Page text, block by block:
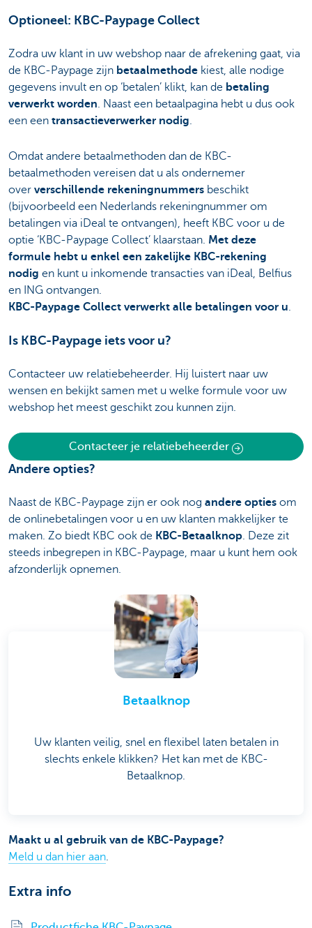
Optioneel: KBC-Paypage Collect
Zodra uw klant in uw webshop naar de afrekening gaat, via
de KBC-Paypage zijn betaalmethode kiest, alle nodige
gegevens invult en op ‘betalen’ klikt, kan de betaling
verwerkt worden. Naast een betaalpagina hebt u dus ook
een een transactieverwerker nodig.
Omdat andere betaalmethoden dan de KBC-
betaalmethoden vereisen dat u als ondernemer
over verschillende rekeningnummers beschikt
(bijvoorbeeld een Nederlands rekeningnummer om
betalingen via iDeal te ontvangen), heeft KBC voor u de
optie ‘KBC-Paypage Collect’ klaarstaan. Met deze
formule hebt u enkel een zakelijke KBC-rekening
nodig en kunt u inkomende transacties van iDeal, Belfius
en ING ontvangen.
KBC-Paypage Collect verwerkt alle betalingen voor u
Is KBC-Paypage iets voor u?
Contacteer uw relatiebeheerder. Hij luistert naar uw
wensen en bekijkt samen met u welke formule voor uw
webshop het meest geschikt zou kunnen zijn.
Contacteer je relatiebeheerder
Andere opties?
Naast de KBC-Paypage zijn er ook nog andere opties om
de onlinebetalingen voor u en uw klanten makkelijker te
maken. Zo biedt KBC ook de KBC-Betaalknop . Deze zit
steeds inbegrepen in KBC-Paypage, maar u kunt hem ook
afzonderlijk opnemen.
Betaalknop
Uw klanten veilig, snel en flexibel laten betalen in
slechts enkele klikken? Het kan met de KBC-
Betaalknop.
Maakt u al gebruik van de KBC-Paypage?
Meld u dan hier aan
Extra info